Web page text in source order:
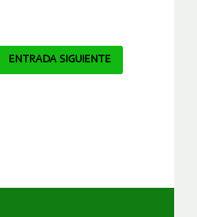
ENTRADA SIGUIENTE